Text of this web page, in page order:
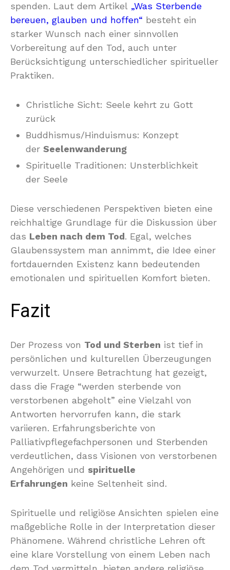
spenden. Laut dem Artikel „Was Sterbende
bereuen, glauben und hoffen“ besteht ein
starker Wunsch nach einer sinnvollen
Vorbereitung auf den Tod, auch unter
Berücksichtigung unterschiedlicher spiritueller
Praktiken.
Christliche Sicht: Seele kehrt zu Gott
zurück
Buddhismus/Hinduismus: Konzept
der Seelenwanderung
Spirituelle Traditionen: Unsterblichkeit
der Seele
Diese verschiedenen Perspektiven bieten eine
reichhaltige Grundlage für die Diskussion über
das Leben nach dem Tod. Egal, welches
Glaubenssystem man annimmt, die Idee einer
fortdauernden Existenz kann bedeutenden
emotionalen und spirituellen Komfort bieten.
Fazit
Der Prozess von Tod und Sterben ist tief in
persönlichen und kulturellen Überzeugungen
verwurzelt. Unsere Betrachtung hat gezeigt,
dass die Frage “werden sterbende von
verstorbenen abgeholt” eine Vielzahl von
Antworten hervorrufen kann, die stark
variieren. Erfahrungsberichte von
Palliativpflegefachpersonen und Sterbenden
verdeutlichen, dass Visionen von verstorbenen
Angehörigen und spirituelle
Erfahrungen keine Seltenheit sind.
Spirituelle und religiöse Ansichten spielen eine
maßgebliche Rolle in der Interpretation dieser
Phänomene. Während christliche Lehren oft
eine klare Vorstellung von einem Leben nach